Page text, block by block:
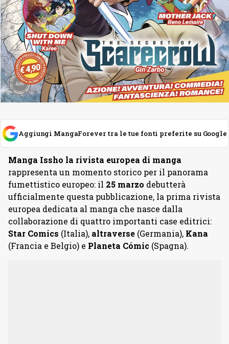
Aggiungi MangaForever tra le tue fonti preferite su Google
Manga Issho la rivista europea di manga
rappresenta un momento storico per il panorama
fumettistico europeo: il 25 marzo debutterà
ufficialmente questa pubblicazione, la prima rivista
europea dedicata al manga che nasce dalla
collaborazione di quattro importanti case editrici:
Star Comics (Italia), altraverse (Germania), Kana
(Francia e Belgio) e Planeta Cómic (Spagna).